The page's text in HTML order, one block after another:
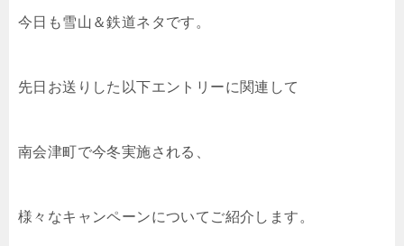
今日も雪山＆鉄道ネタです。
先日お送りした以下エントリーに関連して
南会津町で今冬実施される、
様々なキャンペーンについてご紹介します。